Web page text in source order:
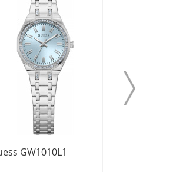
GW1010L1